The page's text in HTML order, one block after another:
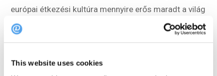
This website uses cookies
európai étkezési kultúra mennyire erős maradt a világ
színpadán. Az európai éttermek számára ez
egyszerre jelent lehetőséget és kihívást. Az
a növekvő nemzetközi kereslet nyomást gyakorolhat